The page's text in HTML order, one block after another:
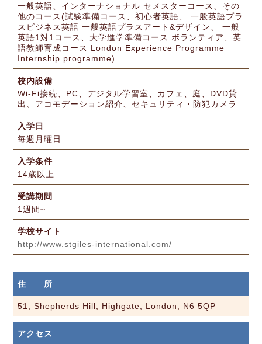
一般英語、インターナショナル セメスターコース、その
他のコース(試験準備コース、初心者英語、 一般英語プラ
スビジネス英語 一般英語プラスアート&デザイン、 一般
英語1対1コース、大学進学準備コース ボランティア、英
語教師育成コース London Experience Programme
Internship programme)
校内設備
Wi-Fi接続、PC、デジタル学習室、カフェ、庭、DVD貸
出、アコモデーション紹介、セキュリティ・防犯カメラ
入学日
毎週月曜日
入学条件
14歳以上
受講期間
1週間~
学校サイト
http://www.stgiles-international.com/
住 所
51, Shepherds Hill, Highgate, London, N6 5QP
アクセス